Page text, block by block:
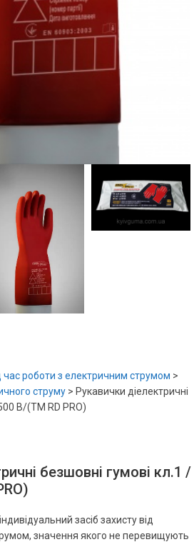
час роботи з електричним струмом >
струму > Рукавички діелектричні
В/(ТМ RD PRO)
безшовні гумові кл.1 /
засіб захисту від
значення якого не перевищують